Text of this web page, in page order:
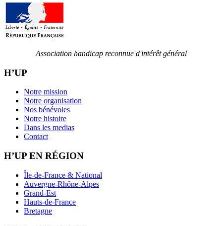
Association handicap reconnue d'intérêt général
H’UP
Notre mission
Notre organisation
Nos bénévoles
Notre histoire
Dans les medias
Contact
H’UP EN RÉGION
Île-de-France & National
Auvergne-Rhône-Alpes
Grand-Est
Hauts-de-France
Bretagne